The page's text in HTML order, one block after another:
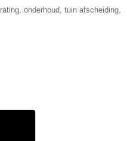
onderhoud, tuin afscheiding,